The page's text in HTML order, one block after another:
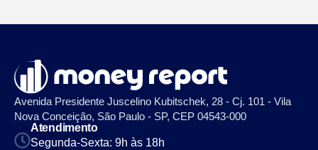
Avenida Presidente Juscelino Kubitschek, 28 - Cj. 101 - Vila
Nova Conceição, São Paulo - SP, CEP 04543-000
Atendimento
Segunda-Sexta: 9h às 18h